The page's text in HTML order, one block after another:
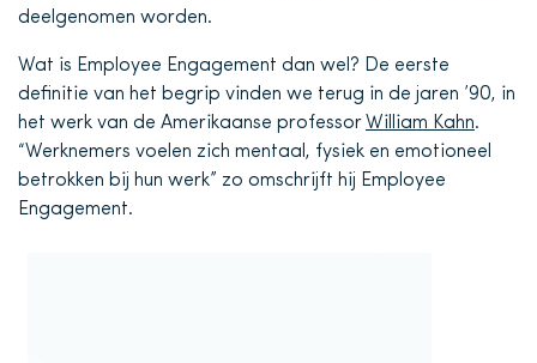
deelgenomen worden.
Wat is Employee Engagement dan wel? De eerste
definitie van het begrip vinden we terug in de jaren ’90, in
het werk van de Amerikaanse professor William Kahn.
“Werknemers voelen zich mentaal, fysiek en emotioneel
betrokken bij hun werk” zo omschrijft hij Employee
Engagement.